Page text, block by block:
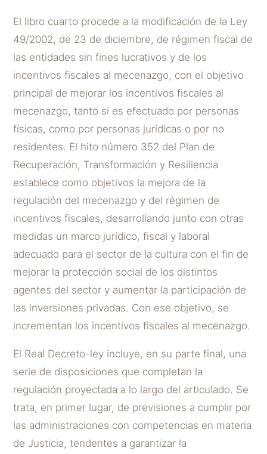
El libro cuarto procede a la modificación de la Ley
49/2002, de 23 de diciembre, de régimen fiscal de
las entidades sin fines lucrativos y de los
incentivos fiscales al mecenazgo, con el objetivo
principal de mejorar los incentivos fiscales al
mecenazgo, tanto si es efectuado por personas
físicas, como por personas jurídicas o por no
residentes. El hito número 352 del Plan de
Recuperación, Transformación y Resiliencia
establece como objetivos la mejora de la
regulación del mecenazgo y del régimen de
incentivos fiscales, desarrollando junto con otras
medidas un marco jurídico, fiscal y laboral
adecuado para el sector de la cultura con el fin de
mejorar la protección social de los distintos
agentes del sector y aumentar la participación de
las inversiones privadas. Con ese objetivo, se
incrementan los incentivos fiscales al mecenazgo.
El Real Decreto-ley incluye, en su parte final, una
serie de disposiciones que completan la
regulación proyectada a lo largo del articulado. Se
trata, en primer lugar, de previsiones a cumplir por
las administraciones con competencias en materia
de Justicia, tendentes a garantizar la